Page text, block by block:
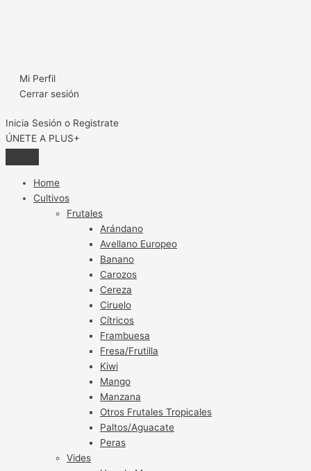
Mi Perfil
Cerrar sesión
Inicia Sesión o Registrate
ÚNETE A PLUS+
Home
Cultivos
Frutales
Arándano
Avellano Europeo
Banano
Carozos
Cereza
Ciruelo
Cítricos
Frambuesa
Fresa/Frutilla
Kiwi
Mango
Manzana
Otros Frutales Tropicales
Paltos/Aguacate
Peras
Vides